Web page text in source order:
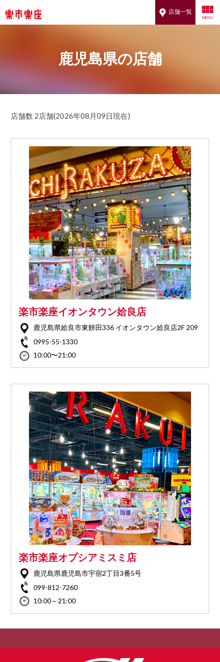
店舗一覧
鹿児島県の店舗
店舗数 2店舗(2026年08月09日現在)
楽市楽座イオンタウン姶良店
鹿児島県姶良市東餅田336 イオンタウン姶良店2F 209
0995-55-1330
10:00〜21:00
楽市楽座オプシアミスミ店
鹿児島県鹿児島市宇宿2丁目3番5号
099-812-7260
10:00～21:00